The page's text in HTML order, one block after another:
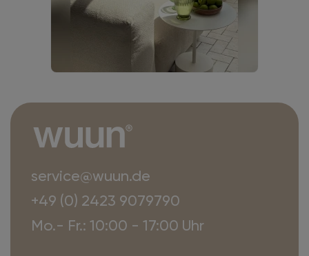
service@wuun.de
+49 (0) 2423 9079790
Mo.- Fr.: 10:00 - 17:00 Uhr